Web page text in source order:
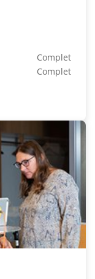
Complet
Complet